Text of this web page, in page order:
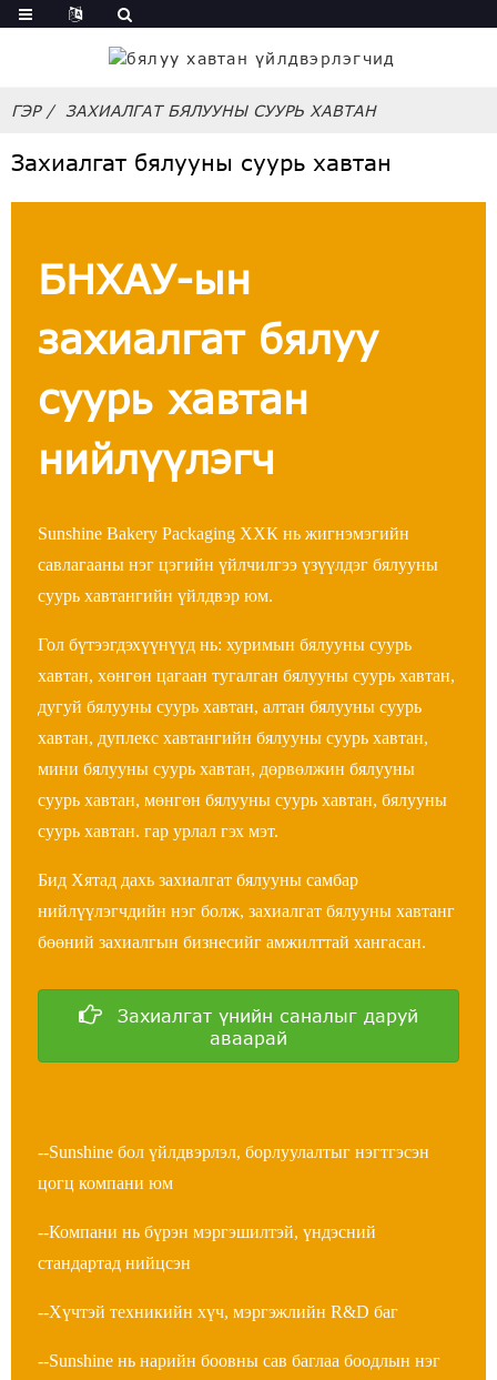
ГЭР ЗАХИАЛГАТ БЯЛУУНЫ СУУРЬ ХАВТАН
Захиалгат бялууны суурь хавтан
БНХАУ-ын
захиалгат бялуу
суурь хавтан
нийлүүлэгч
Sunshine Bakery Packaging ХХК нь жигнэмэгийн
савлагааны нэг цэгийн үйлчилгээ үзүүлдэг бялууны
суурь хавтангийн үйлдвэр юм.
Гол бүтээгдэхүүнүүд нь: хуримын бялууны суурь
хавтан, хөнгөн цагаан тугалган бялууны суурь хавтан,
дугуй бялууны суурь хавтан, алтан бялууны суурь
хавтан, дуплекс хавтангийн бялууны суурь хавтан,
мини бялууны суурь хавтан, дөрвөлжин бялууны
суурь хавтан, мөнгөн бялууны суурь хавтан, бялууны
суурь хавтан. гар урлал гэх мэт.
Бид Хятад дахь захиалгат бялууны самбар
нийлүүлэгчдийн нэг болж, захиалгат бялууны хавтанг
бөөний захиалгын бизнесийг амжилттай хангасан.
Захиалгат үнийн саналыг даруй
аваарай
--Sunshine бол үйлдвэрлэл, борлуулалтыг нэгтгэсэн
цогц компани юм
--Компани нь бүрэн мэргэшилтэй, үндэсний
стандартад нийцсэн
--Хүчтэй техникийн хүч, мэргэжлийн R&D баг
--Sunshine нь нарийн боовны сав баглаа боодлын нэг